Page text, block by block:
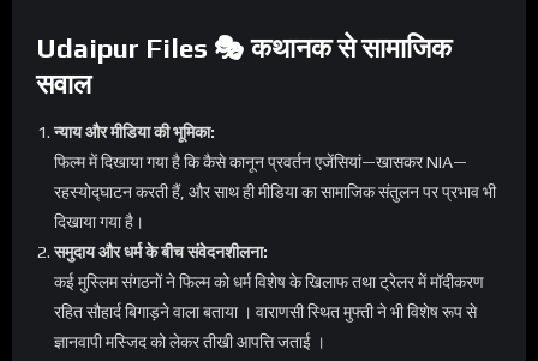
Udaipur Files 🎭 कथानक से सामाजिक
सवाल
न्याय और मीडिया की भूमिका:
फिल्म में दिखाया गया है कि कैसे कानून प्रवर्तन एजेंसियां—खासकर NIA—
रहस्योद्घाटन करती हैं, और साथ ही मीडिया का सामाजिक संतुलन पर प्रभाव भी
दिखाया गया है।
समुदाय और धर्म के बीच संवेदनशीलना:
कई मुस्लिम संगठनों ने फिल्म को धर्म विशेष के खिलाफ तथा ट्रेलर में मॉदीकरण
रहित सौहार्द बिगाड़ने वाला बताया । वाराणसी स्थित मुफ्ती ने भी विशेष रूप से
ज्ञानवापी मस्जिद को लेकर तीखी आपत्ति जताई ।